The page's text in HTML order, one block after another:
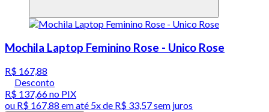
Mochila Laptop Feminino Rose - Unico Rose
R$ 167,88
Desconto
R$ 137,66no PIX
ou R$ 167,88 em até 5x de R$ 33,57 sem juros